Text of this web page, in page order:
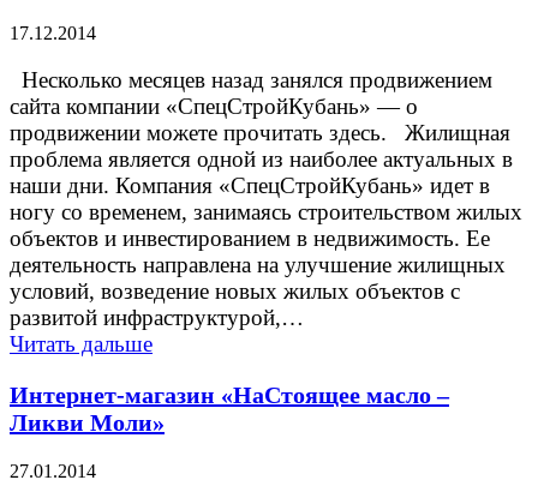
17.12.2014
Несколько месяцев назад занялся продвижением
сайта компании «СпецСтройКубань» — о
продвижении можете прочитать здесь. Жилищная
проблема является одной из наиболее актуальных в
наши дни. Компания «СпецСтройКубань» идет в
ногу со временем, занимаясь строительством жилых
объектов и инвестированием в недвижимость. Ее
деятельность направлена на улучшение жилищных
условий, возведение новых жилых объектов с
развитой инфраструктурой,…
Читать дальше
Интернет-магазин «НаСтоящее масло –
Ликви Моли»
27.01.2014